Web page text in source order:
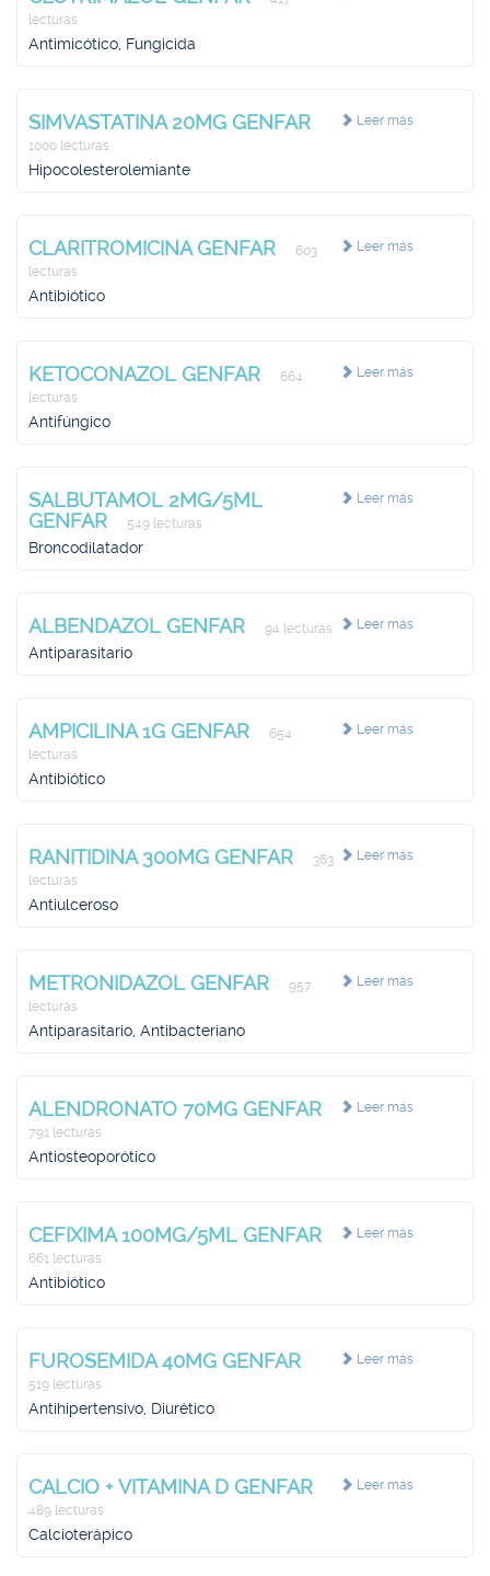
lecturas
Antimicótico, Fungicida
Leer más
SIMVASTATINA 20MG GENFAR
1000 lecturas
Hipocolesterolemiante
Leer más
CLARITROMICINA GENFAR
603
lecturas
Antibiótico
Leer más
KETOCONAZOL GENFAR
664
lecturas
Antifúngico
Leer más
SALBUTAMOL 2MG/5ML
GENFAR
549 lecturas
Broncodilatador
Leer más
ALBENDAZOL GENFAR 94 lecturas
Antiparasitario
Leer más
AMPICILINA 1G GENFAR
654
lecturas
Antibiótico
Leer más
RANITIDINA 300MG GENFAR
363
lecturas
Antiulceroso
Leer más
METRONIDAZOL GENFAR
957
lecturas
Antiparasitario, Antibacteriano
Leer más
ALENDRONATO 70MG GENFAR
791 lecturas
Antiosteoporótico
Leer más
CEFIXIMA 100MG/5ML GENFAR
661 lecturas
Antibiótico
Leer más
FUROSEMIDA 40MG GENFAR
519 lecturas
Antihipertensivo, Diurético
Leer más
CALCIO + VITAMINA D GENFAR
489 lecturas
Calcioterápico